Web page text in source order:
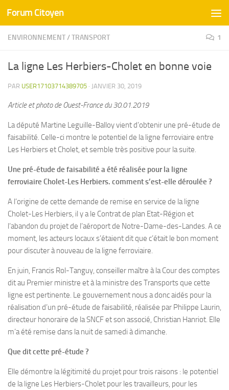
Skip to content
Forum Citoyen
ENVIRONNEMENT/TRANSPORT 1
La ligne Les Herbiers-Cholet en bonne voie
PAR USER17103714389705 · JANVIER 30, 2019
Article et photo de Ouest-France du 30.01.2019
La député Martine Leguille-Balloy vient d’obtenir une pré-étude de
faisabilité. Celle-ci montre le potentiel de la ligne ferroviaire entre
Les Herbiers et Cholet, et semble très positive pour la suite.
Une pré-étude de faisabilité a été réalisée pour la ligne
ferroviaire Cholet-Les Herbiers. comment s’est-elle déroulée ?
A l’origine de cette demande de remise en service de la ligne
Cholet-Les Herbiers, il y a le Contrat de plan Etat-Région et
l’abandon du projet de l’aéroport de Notre-Dame-des-Landes. A ce
moment, les acteurs locaux s’étaient dit que c’était le bon moment
pour discuter à nouveau de la ligne ferroviaire.
En juin, Francis Rol-Tanguy, conseiller maître à la Cour des comptes
dit au Premier ministre et à la ministre des Transports que cette
ligne est pertinente. Le gouvernement nous a donc aidés pour la
réalisation d’un pré-étude de faisabilité, réalisée par Philippe Laurin,
directeur honoraire de la SNCF et son associé, Christian Hanriot. Elle
m’a été remise dans la nuit de samedi à dimanche.
Que dit cette pré-étude ?
Elle démontre la légitimité du projet pour trois raisons : le potentiel
de la ligne Les Herbiers-Cholet pour les travailleurs, pour les